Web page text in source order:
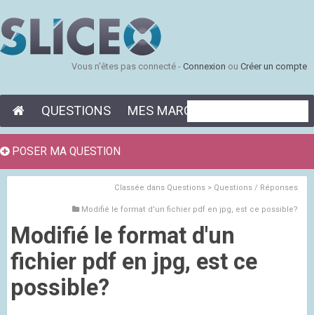
Vous n'êtes pas connecté - Connexion ou Créer un compte
QUESTIONS MES MARQUE-PAGES
Classée dans Questions > Questions / Réponses
Modifié le format d'un fichier pdf en jpg, est ce possible?
Modifié le format d'un
fichier pdf en jpg, est ce
possible?
POSER MA QUESTION